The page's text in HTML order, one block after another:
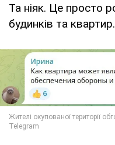
Та ніяк. Це просто
будинків та квартир.